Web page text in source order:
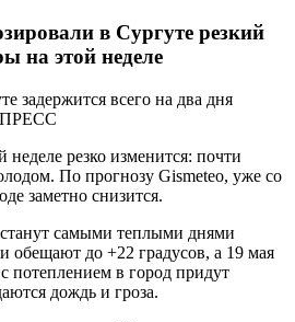
в Сургуте резкий
на этой неделе
неделе резко изменится: почти
По прогнозу Gismeteo, уже со
заметно снизится.
самыми теплыми днями
обещают до +22 градусов, а 19 мая
потеплением в город придут
дождь и гроза.